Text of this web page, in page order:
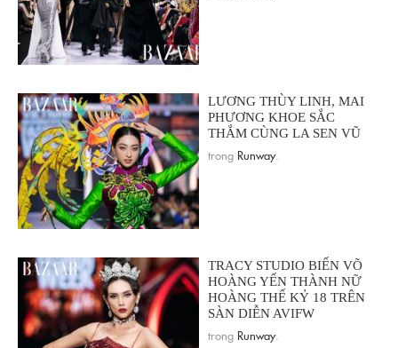
LƯƠNG THÙY LINH, MAI
PHƯƠNG KHOE SẮC
THẮM CÙNG LA SEN VŨ
trong Runway.
TRACY STUDIO BIẾN VÕ
HOÀNG YẾN THÀNH NỮ
HOÀNG THẾ KỶ 18 TRÊN
SÀN DIỄN AVIFW
trong Runway.